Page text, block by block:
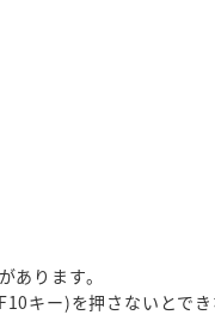
ります。
キー)を押さないとで